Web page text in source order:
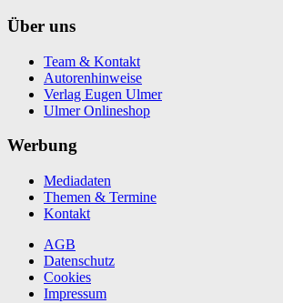
Über uns
Team & Kontakt
Autorenhinweise
Verlag Eugen Ulmer
Ulmer Onlineshop
Werbung
Mediadaten
Themen & Termine
Kontakt
AGB
Datenschutz
Cookies
Impressum